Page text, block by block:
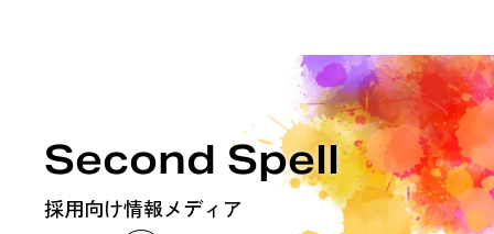
Second Spell
採用向け情報メディア